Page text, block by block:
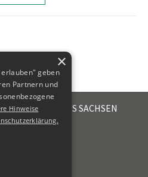
FREISTAATES SACHSEN
×
geben
Partnern und
Hinweise